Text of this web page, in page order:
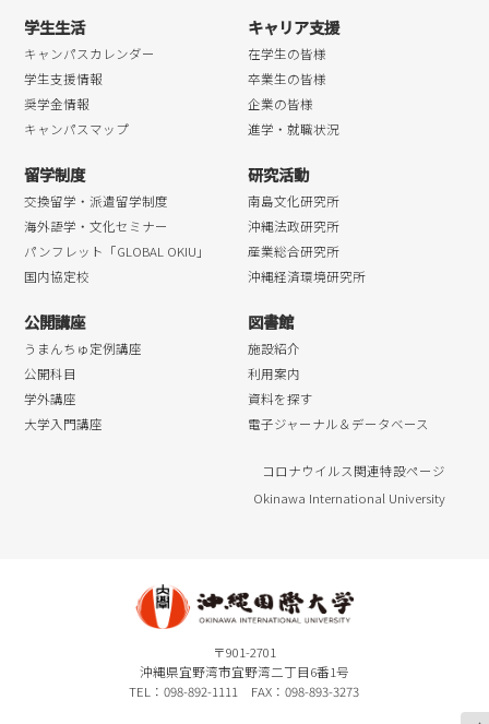
学生生活
キャンパスカレンダー
学生支援情報
奨学金情報
キャンパスマップ
キャリア支援
在学生の皆様
卒業生の皆様
企業の皆様
進学・就職状況
留学制度
交換留学・派遣留学制度
海外語学・文化セミナー
パンフレット「GLOBAL OKIU」
国内協定校
研究活動
南島文化研究所
沖縄法政研究所
産業総合研究所
沖縄経済環境研究所
公開講座
うまんちゅ定例講座
公開科目
学外講座
大学入門講座
図書館
施設紹介
利用案内
資料を探す
電子ジャーナル＆データベース
コロナウイルス関連特設ページ
Okinawa International University
〒901-2701
沖縄県宜野湾市宜野湾二丁目6番1号
TEL：098-892-1111 FAX：098-893-3273